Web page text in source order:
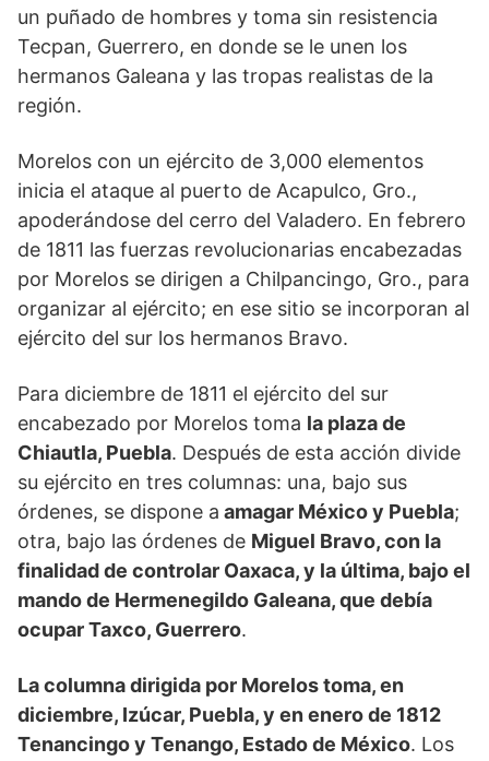
un puñado de hombres y toma sin resistencia
Tecpan, Guerrero, en donde se le unen los
hermanos Galeana y las tropas realistas de la
región.
Morelos con un ejército de 3,000 elementos
inicia el ataque al puerto de Acapulco, Gro.,
apoderándose del cerro del Valadero. En febrero
de 1811 las fuerzas revolucionarias encabezadas
por Morelos se dirigen a Chilpancingo, Gro., para
organizar al ejército; en ese sitio se incorporan al
ejército del sur los hermanos Bravo.
Para diciembre de 1811 el ejército del sur
encabezado por Morelos toma la plaza de
Chiautla, Puebla. Después de esta acción divide
su ejército en tres columnas: una, bajo sus
órdenes, se dispone a amagar México y Puebla;
otra, bajo las órdenes de Miguel Bravo, con la
finalidad de controlar Oaxaca, y la última, bajo el
mando de Hermenegildo Galeana, que debía
ocupar Taxco, Guerrero.
La columna dirigida por Morelos toma, en
diciembre, Izúcar, Puebla, y en enero de 1812
Tenancingo y Tenango, Estado de México. Los